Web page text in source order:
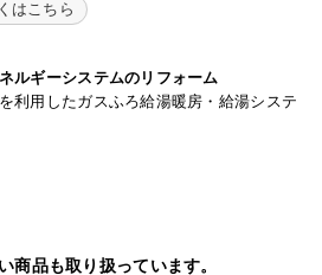
はこちら
ルギーシステムのリフォーム
利用したガスふろ給湯暖房・給湯システ
商品も取り扱っています。